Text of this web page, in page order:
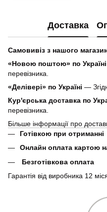
Доставка
Самовивіз з нашого
«Новою поштою» по Україні
перевізника.
«Делівері» по Україні —
Кур'єрська доставка по
перевізника.
Більше інформації про
Готівкою при отриманні
Онлайн оплата картою
Безготівкова оплата
Гарантія від виробника 12